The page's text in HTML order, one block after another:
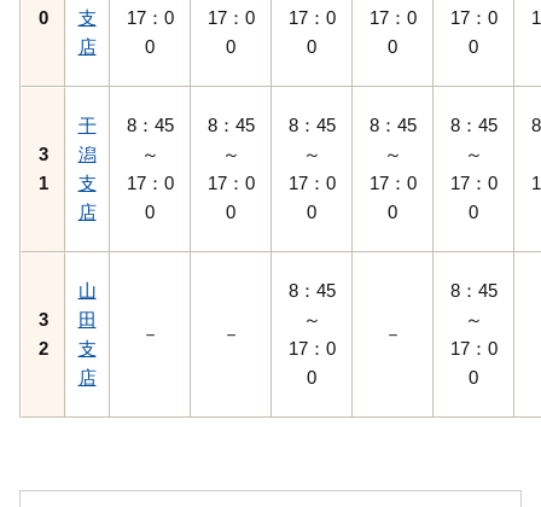
0
支
店
17：0
0
17：0
0
17：0
0
17：0
0
17：0
0
3
1
干
潟
支
店
8：45
～
17：0
0
8：45
～
17：0
0
8：45
～
17：0
0
8：45
～
17：0
0
8：45
～
17：0
0
3
2
山
田
支
店
－ －
8：45
～
17：0
0
－
8：45
～
17：0
0